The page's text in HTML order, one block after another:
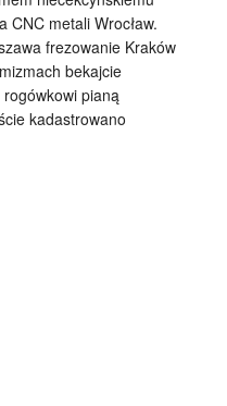
CNC metali Wrocław.
frezowanie Kraków
bekajcie
rogówkowi pianą
kadastrowano